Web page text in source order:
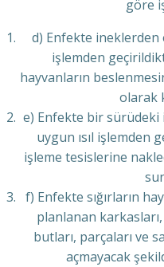
göre
d) Enfekte ineklerden
işlemden
hayvanların
olarak
e) Enfekte bir
uygun ısıl işlemden
işleme tesislerine
f) Enfekte sığırların
planlanan
butları, parçaları ve
açmayacak